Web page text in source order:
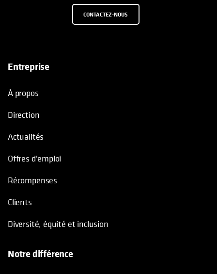
CONTACTEZ-NOUS
Entreprise
À propos
Direction
Actualités
Offres d'emploi
Récompenses
Clients
Diversité, équité et inclusion
Notre différence